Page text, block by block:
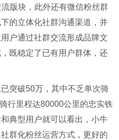
版块，此外还有微信粉丝群
的立体化社群沟通渠道，并
户通过社群交流形成品牌文
既稳定了已有用户群体，还
突破50万，其中不乏单次骑
行里程达80000公里的忠实铁
典型用户就可以看出，小牛
群化粉丝运营方式，更好的